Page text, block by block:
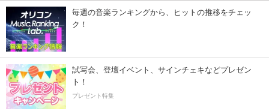
毎週の音楽ランキングから、ヒットの推移をチェッ
ク！
試写会、登壇イベント、サインチェキなどプレゼン
ト！
プレゼント特集